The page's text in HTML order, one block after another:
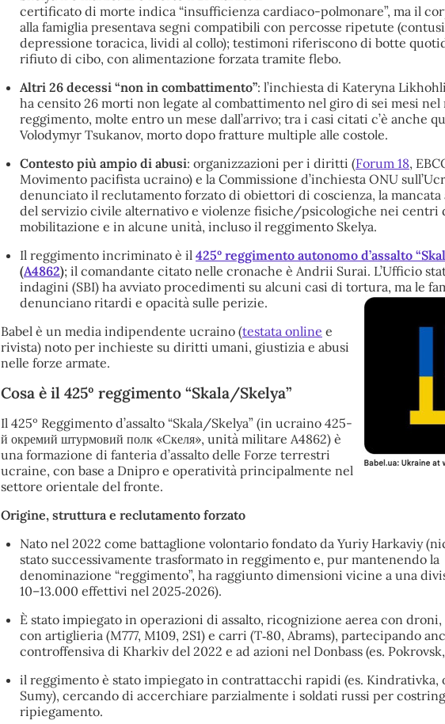
certificato di morte indica “insufficienza cardiaco-polmonare”, ma il
alla famiglia presentava segni compatibili con percosse ripetute
depressione toracica, lividi al collo); testimoni riferiscono di botte
rifiuto di cibo, con alimentazione forzata tramite flebo.
Altri 26 decessi “non in combattimento”: l’inchiesta di Kateryna
ha censito 26 morti non legate al combattimento nel giro di sei mesi nel
reggimento, molte entro un mese dall’arrivo; tra i casi citati c’è anche
Volodymyr Tsukanov, morto dopo fratture multiple alle costole.
Contesto più ampio di abusi: organizzazioni per i diritti (Forum 18,
Movimento pacifista ucraino) e la Commissione d’inchiesta ONU
denunciato il reclutamento forzato di obiettori di coscienza, la mancata
del servizio civile alternativo e violenze fisiche/psicologiche nei centri
mobilitazione e in alcune unità, incluso il reggimento Skelya.
Il reggimento incriminato è il 425º reggimento autonomo d’assalto
(A4862); il comandante citato nelle cronache è Andrii Surai. L’Ufficio
indagini (SBI) ha avviato procedimenti su alcuni casi di tortura, ma le
denunciano ritardi e opacità sulle perizie.
Babel è un media indipendente ucraino (testata online e
rivista) noto per inchieste su diritti umani, giustizia e abusi
nelle forze armate.
Cosa è il 425º reggimento “Skala/Skelya”
Il 425º Reggimento d’assalto “Skala/Skelya” (in ucraino 425-
й окремий штурмовий полк «Скеля», unità militare A4862) è
una formazione di fanteria d’assalto delle Forze terrestri
ucraine, con base a Dnipro e operatività principalmente nel
settore orientale del fronte.
Origine, struttura e reclutamento forzato
Nato nel 2022 come battaglione volontario fondato da Yuriy Harkaviy
stato successivamente trasformato in reggimento e, pur mantenendo la
denominazione “reggimento”, ha raggiunto dimensioni vicine a una
10–13.000 effettivi nel 2025‑2026).
È stato impiegato in operazioni di assalto, ricognizione aerea con
con artiglieria (M777, M109, 2S1) e carri (T‑80, Abrams), partecipando
controffensiva di Kharkiv del 2022 e ad azioni nel Donbass (es.
il reggimento è stato impiegato in contrattacchi rapidi (es. Kindrativka,
Sumy), cercando di accerchiare parzialmente i soldati russi per
ripiegamento.